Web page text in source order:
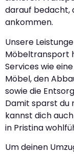
darauf bedacht,
ankommen.
Unsere
Möbeltransport
Services wie
Möbel, den
sowie die
Damit sparst du
kannst dich
in Pristina
Um deinen